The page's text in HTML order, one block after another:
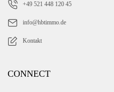
+49 521 448 120 45
info@hbtimmo.de
Kontakt
CONNECT